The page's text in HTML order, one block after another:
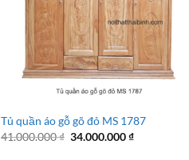
Tủ quần áo gỗ gõ đỏ MS 1787
41.000.000₫ Giá
34.000.000₫Giá